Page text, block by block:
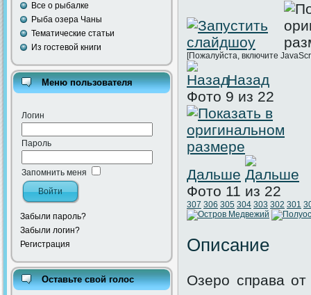
Все о рыбалке
Рыба озера Чаны
Тематические статьи
Из гостевой книги
Меню пользователя
Логин
Пароль
Запомнить меня
Забыли пароль?
Забыли логин?
Регистрация
Оставьте свой голос
[Пожалуйста, включите
Назад
Фото 9 из 22
Дальше
Фото 11 из 22
307 306 305 304 303 302 301
Описание
Озеро справа от